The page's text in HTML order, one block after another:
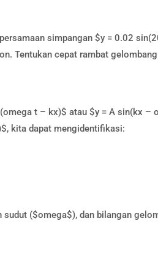
simpangan $y = 0.02
Tentukan cepat rambat
t – kx)$ atau $y = A sin(kx –
kita dapat mengidentifikasi:
($omega$), dan bilangan